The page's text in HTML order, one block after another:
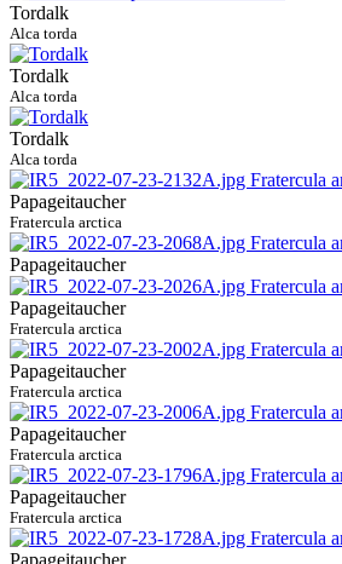
Tordalk
Alca torda
Tordalk
Alca torda
Tordalk
Alca torda
Papageitaucher
Fratercula arctica
Papageitaucher
Papageitaucher
Fratercula arctica
Papageitaucher
Fratercula arctica
Papageitaucher
Fratercula arctica
Papageitaucher
Fratercula arctica
Papageitaucher